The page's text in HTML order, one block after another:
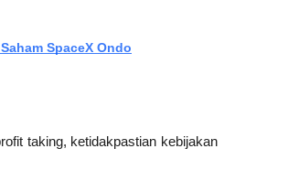
SpaceX Ondo
taking, ketidakpastian kebijakan